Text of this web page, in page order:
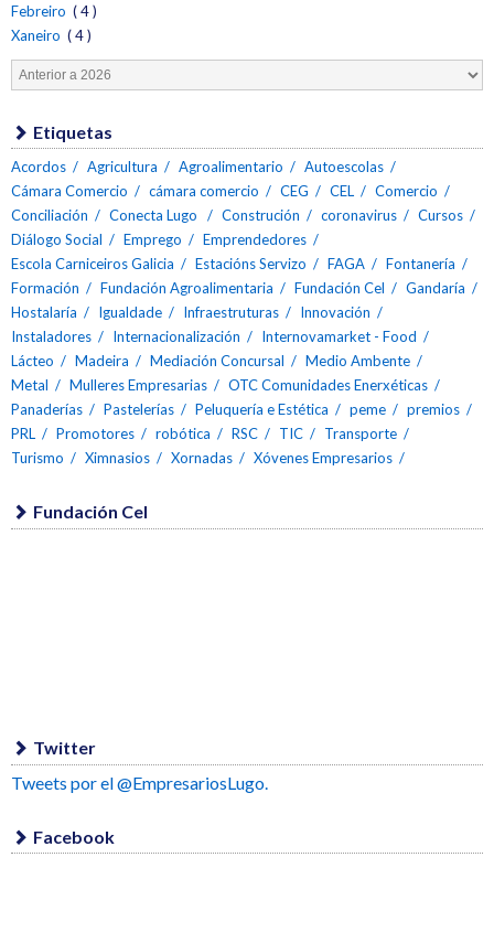
Febreiro ( 4 )
Xaneiro ( 4 )
Etiquetas
Acordos Agricultura Agroalimentario
Autoescolas
Cámara Comercio
cámara comercio CEG CEL
Comercio
Conciliación
Conecta Lugo Construción coronavirus
Cursos
Diálogo Social
Emprego
Emprendedores
Escola Carniceiros Galicia
Estacións Servizo FAGA
Fontanería
Formación
Fundación Agroalimentaria Fundación Cel
Gandaría
Hostalaría
Igualdade Infraestruturas
Innovación
Instaladores
Internacionalización
Internovamarket - Food
Lácteo
Madeira Mediación Concursal
Medio Ambente
Metal
Mulleres Empresarias
OTC Comunidades Enerxéticas
Panaderías
Pastelerías Peluquería e Estética peme
premios
PRL
Promotores robótica RSC TIC
Transporte
Turismo
Ximnasios Xornadas Xóvenes Empresarios
Fundación Cel
Twitter
Tweets por el @EmpresariosLugo.
Facebook